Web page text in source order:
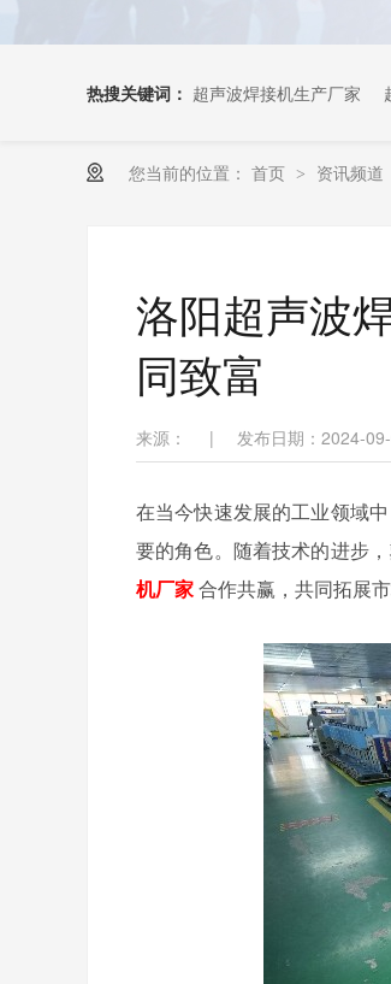
热搜关键词： 超声波焊接机生产厂家
超声波OEM代加工
您当前的位置： 首页 > 资讯频道
洛阳超声波
同致富
来源： | 发布日期：2024-
在当今快速发展的工业领域
要的角色。随着技术的进步
机厂家合作共赢，共同拓展